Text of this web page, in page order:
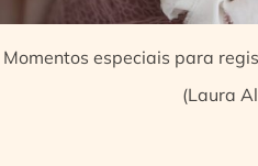
Momentos especiais para
(Laura